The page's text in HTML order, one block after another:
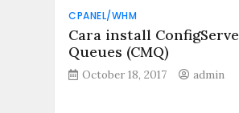
CPANEL/WHM
Cara install
Queues (CMQ)
October 18, 2017 admin